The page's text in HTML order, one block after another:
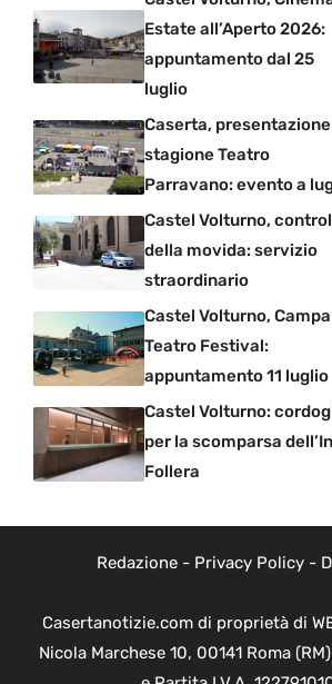
Estate all’Aperto 2026:
appuntamento dal 25
luglio
Caserta, presentazione
stagione Teatro
Parravano: evento a
Castel Volturno,
della movida: servizio
straordinario
Castel Volturno,
Teatro Festival:
appuntamento 11 luglio
Castel Volturno:
per la scomparsa
Follera
Redazione- Privacy Policy-
Casertanotizie.com di proprietà di
Nicola Marchese 10, 00141 Roma